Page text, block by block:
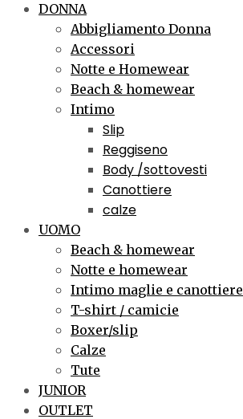
DONNA
Abbigliamento Donna
Accessori
Notte e Homewear
Beach & homewear
Intimo
Slip
Reggiseno
Body /sottovesti
Canottiere
calze
UOMO
Beach & homewear
Notte e homewear
Intimo maglie e canottiere
T-shirt / camicie
Boxer/slip
Calze
Tute
JUNIOR
OUTLET